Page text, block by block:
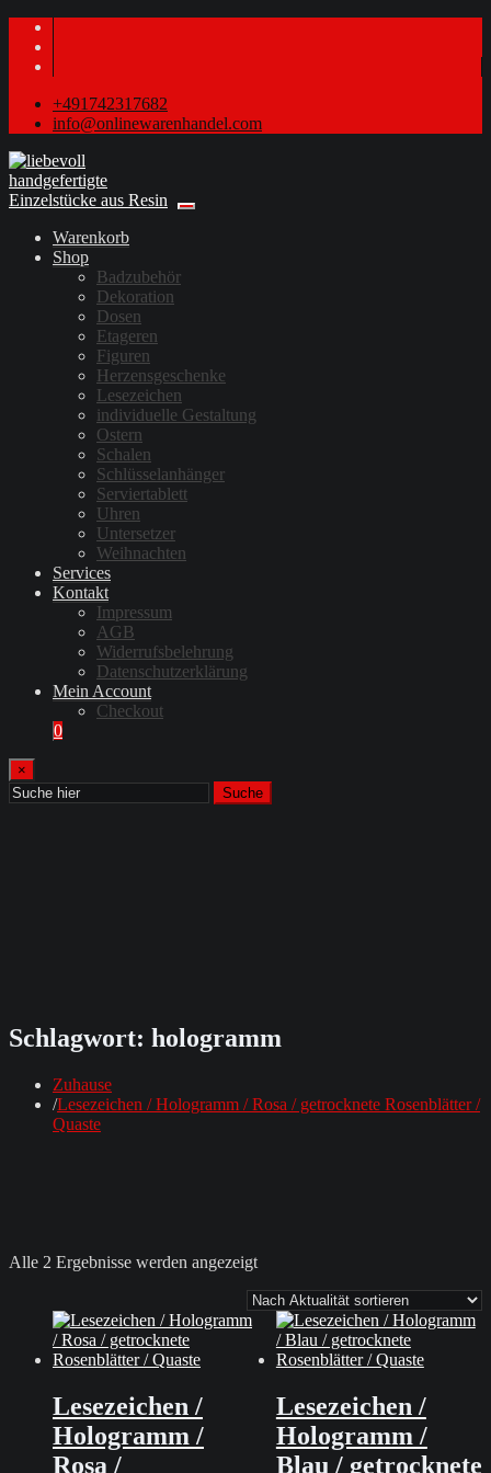
+491742317682
info@onlinewarenhandel.com
Warenkorb
Shop
Badzubehör
Dekoration
Dosen
Etageren
Figuren
Herzensgeschenke
Lesezeichen
individuelle Gestaltung
Ostern
Schalen
Schlüsselanhänger
Serviertablett
Uhren
Untersetzer
Weihnachten
Services
Kontakt
Impressum
AGB
Widerrufsbelehrung
Datenschutzerklärung
Mein Account
Checkout
0
×
Suche
Schlagwort: hologramm
Zuhause
Lesezeichen / Hologramm / Rosa / getrocknete Rosenblätter /
Quaste
Alle 2 Ergebnisse werden angezeigtNach
sortiert
Lesezeichen /
Hologramm /
Rosa /
Lesezeichen /
Hologramm /
Blau / getrocknete